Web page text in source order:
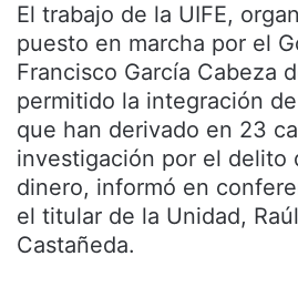
El trabajo de la UIFE,
puesto en marcha por el
Francisco García Cabeza
permitido la integración
que han derivado en 23
investigación por el delito
dinero, informó en
el titular de la Unidad,
Castañeda.